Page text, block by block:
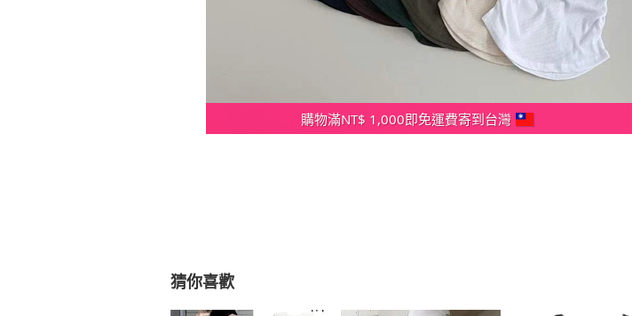
購物滿NT$ 1,000即免運費寄到台灣
猜你喜歡